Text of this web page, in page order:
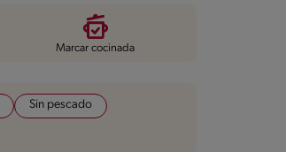
Marcar cocinada
Sin pescado